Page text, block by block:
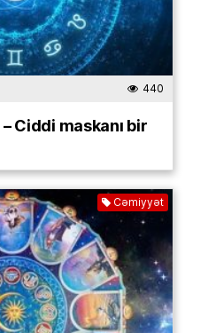
440
– Ciddi maskanı bir
Cəmiyyət